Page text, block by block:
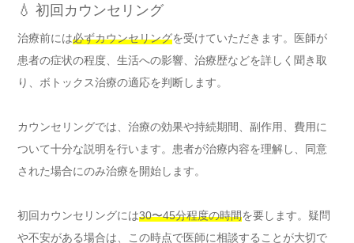
💧 初回カウンセリング
治療前には必ずカウンセリングを受けていただきます。医師が
患者の症状の程度、生活への影響、治療歴などを詳しく聞き取
り、ボトックス治療の適応を判断します。
カウンセリングでは、治療の効果や持続期間、副作用、費用に
ついて十分な説明を行います。患者が治療内容を理解し、同意
された場合にのみ治療を開始します。
初回カウンセリングには30〜45分程度の時間を要します。疑問
や不安がある場合は、この時点で医師に相談することが大切で